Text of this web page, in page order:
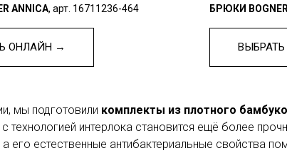
ANNICA, арт. 16711236-464
ОНЛАЙН →
БРЮКИ
мы подготовили комплекты из плотного
интерлока становится ещё более
его естественные антибактериальные свойства